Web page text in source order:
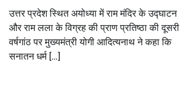
उत्तर प्रदेश स्थित अयोध्या में राम मंदिर के उद्घाटन
और राम लला के विग्रह की प्राण प्रतिष्ठा की दूसरी
वर्षगांठ पर मुख्यमंत्री योगी आदित्यनाथ ने कहा कि
सनातन धर्म […]